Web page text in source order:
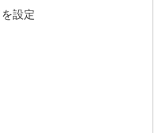
設定